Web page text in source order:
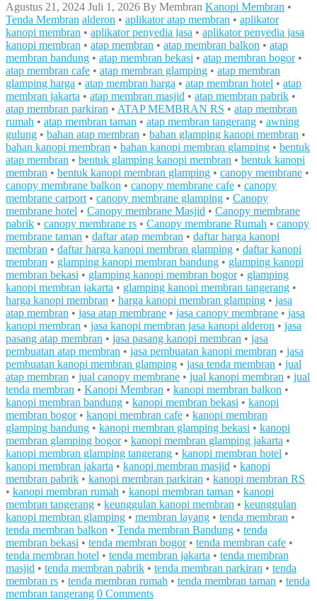
Agustus 21, 2024 Juli 1, 2026 By Membran Kanopi Membran •
Tenda Membran alderon • aplikator atap membran • aplikator
kanopi membran • aplikator penyedia jasa • aplikator penyedia jasa
kanopi membran • atap membran • atap membran balkon • atap
membran bandung • atap membran bekasi • atap membran bogor•
atap membran cafe • atap membran glamping • atap membran
glamping harga • atap membran harga • atap membran hotel • atap
membran jakarta • atap membran masjid • atap membran pabrik •
atap membran parkiran • ATAP MEMBRAN RS • atap membran
rumah • atap membran taman • atap membran tangerang • awning
gulung • bahan atap membran • bahan glamping kanopi membran •
bahan kanopi membran • bahan kanopi membran glamping • bentuk
atap membran • bentuk glamping kanopi membran • bentuk kanopi
membran • bentuk kanopi membran glamping • canopy membrane •
canopy membrane balkon • canopy membrane cafe • canopy
membrane carport • canopy membrane glamping • Canopy
membrane hotel • Canopy membrane Masjid • Canopy membrane
pabrik • canopy membrane rs • Canopy membrane Rumah • canopy
membrane taman • daftar atap membran • daftar harga kanopi
membran • daftar harga kanopi membran glamping • daftar kanopi
membran • glamping kanopi membran bandung • glamping kanopi
membran bekasi • glamping kanopi membran bogor• glamping
kanopi membran jakarta • glamping kanopi membran tangerang •
harga kanopi membran • harga kanopi membran glamping • jasa
atap membran • jasa atap membrane • jasa canopy membrane • jasa
kanopi membran • jasa kanopi membran jasa kanopi alderon • jasa
pasang atap membran • jasa pasang kanopi membran • jasa
pembuatan atap membran • jasa pembuatan kanopi membran • jasa
pembuatan kanopi membran glamping • jasa tenda membran • jual
atap membran • jual canopy membrane • jual kanopi membran • jual
tenda membran • Kanopi Membran • kanopi membran balkon •
kanopi membran bandung • kanopi membran bekasi • kanopi
membran bogor• kanopi membran cafe • kanopi membran
glamping bandung • kanopi membran glamping bekasi • kanopi
membran glamping bogor• kanopi membran glamping jakarta •
kanopi membran glamping tangerang • kanopi membran hotel •
kanopi membran jakarta • kanopi membran masjid • kanopi
membran pabrik • kanopi membran parkiran • kanopi membran RS
• kanopi membran rumah • kanopi membran taman • kanopi
membran tangerang • keunggulan kanopi membran • keunggulan
kanopi membran glamping • membran layang • tenda membran •
tenda membran balkon • Tenda membran Bandung • tenda
membran bekasi • tenda membran bogor• tenda membran cafe •
tenda membran hotel • tenda membran jakarta • tenda membran
masjid • tenda membran pabrik • tenda membran parkiran • tenda
membran rs • tenda membran rumah • tenda membran taman • tenda
membran tangerang 0 Comments